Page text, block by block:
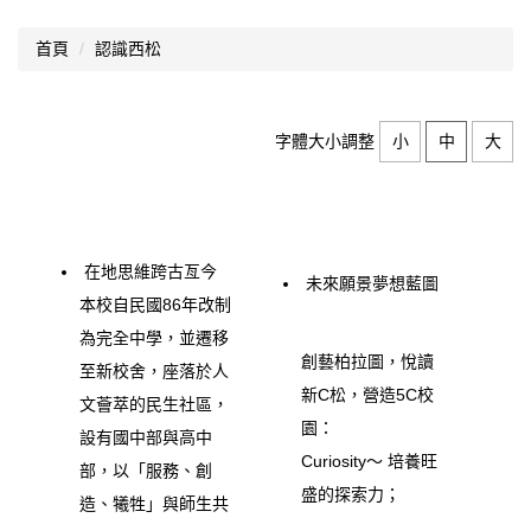
首頁 認識西松
字體大小調整 小 中 大
在地思維跨古亙今
本校自民國86年改制
為完全中學，並遷移
至新校舍，座落於人
文薈萃的民生社區，
設有國中部與高中
部，以「服務、創
造、犧牲」與師生共
未來願景夢想藍圖
創藝柏拉圖，悅讀
新C松，營造5C校
園：
Curiosity～ 培養旺
盛的探索力；